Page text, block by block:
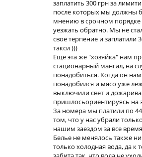
заплатить 300 грн за
после которых мы должны
мнению в срочном порядке
уезжать обратно. Мы не
свое терпение и заплатили
такси )))
Еще эта же "хозяйка" нам
стационарный мангал, на
понадобиться. Когда он нам
понадобился и мясо уже
выключили свет и
пришлосьориентируясь на
За номера мы платили по
том, что у нас убрали
нашим заездом за все
Белье не менялось также
только холодная вода, да к